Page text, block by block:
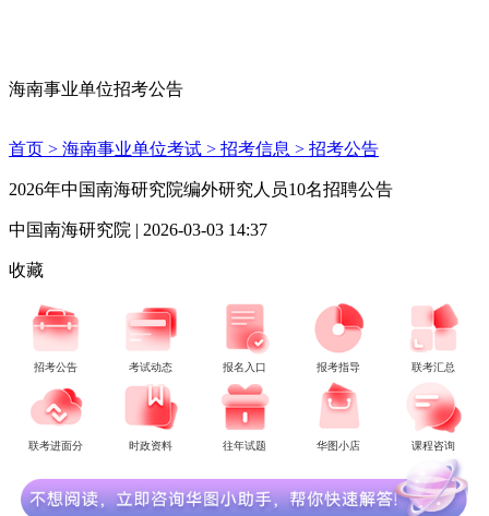
海南事业单位招考公告
首页 > 海南事业单位考试 > 招考信息 > 招考公告
2026年中国南海研究院编外研究人员10名招聘公告
中国南海研究院 | 2026-03-03 14:37
收藏
招考公告 考试动态 报名入口 报考指导 联考汇总
联考进面分 时政资料 往年试题 华图小店 课程咨询